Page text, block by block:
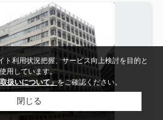
ト利用状況把握、サービス向上検討を目的と
用しています。
扱いについて」をご確認ください。
閉じる